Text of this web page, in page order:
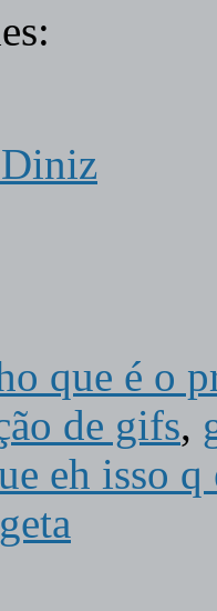
que é o
de gifs,
eh isso